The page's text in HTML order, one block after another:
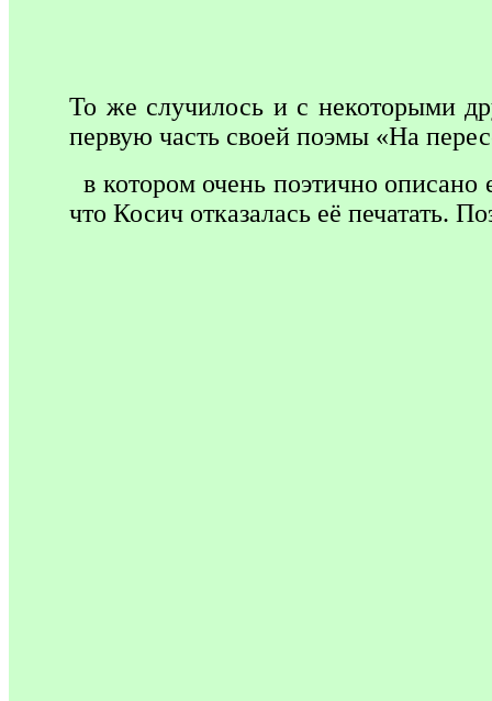
То же случилось и с некоторыми
первую часть своей поэмы «На
в котором очень поэтично описано
что Косич отказалась её печатать.